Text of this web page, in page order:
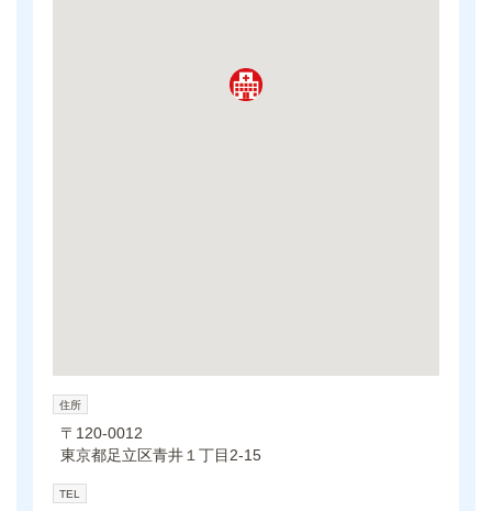
住所
〒120-0012
東京都足立区青井１丁目2-15
TEL